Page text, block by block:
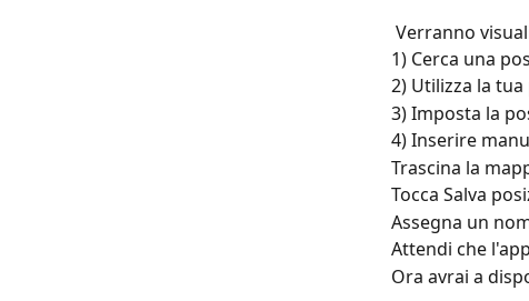
Verranno
1) Cerca una
2) Utilizza la
3) Imposta la
4) Inserire
Trascina la
Tocca Salva
Assegna un
Attendi che
Ora avrai a